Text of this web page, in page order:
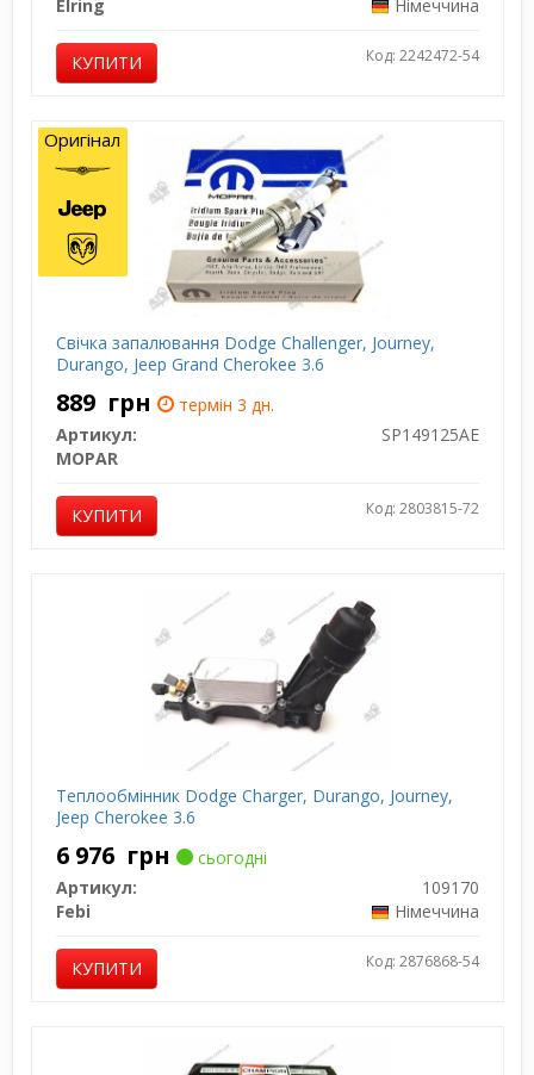
Elring
Німеччина
КУПИТИ Код: 2242472-54
Свічка запалювання Dodge Challenger, Journey,
Durango, Jeep Grand Cherokee 3.6
889 грн
термін 3 дн.
Артикул:
SP149125AE
MOPAR
КУПИТИ Код: 2803815-72
Оригінал
Теплообмінник Dodge Charger, Durango, Journey,
Jeep Cherokee 3.6
6 976 грн
сьогодні
Артикул:
109170
Febi
Німеччина
КУПИТИ Код: 2876868-54